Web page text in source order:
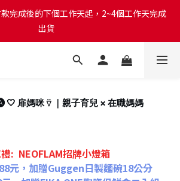
完成後的下個工作天起，2~4個工作天完成
出貨
完成後的下個工作天起，2~4個工作天完成
出貨
台灣本島消費滿$999免運費
完成後的下個工作天起，2~4個工作天完成
扉媽咪 ⍢ ｜親子育兒 × 在職媽媽
: NEOFLAM招牌小燈箱
元，加贈Guggen日製麵碗18公分